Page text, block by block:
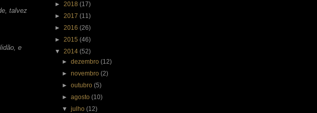
talvez
e
► 2018 (17)
► 2017 (11)
► 2016 (26)
► 2015 (46)
▼ 2014 (52)
►dezembro(12)
►novembro(2)
►outubro(5)
►agosto(10)
▼julho(12)